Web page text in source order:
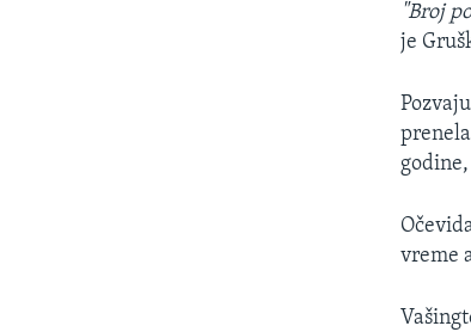
"Broj
je
vreme